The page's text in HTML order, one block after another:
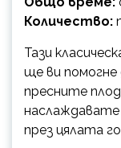
Количество:
Тази
ще ви помогне
пресните
през цялата